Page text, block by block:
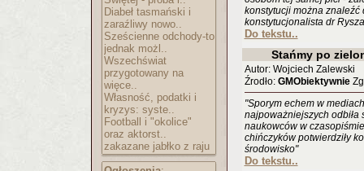
Diabeł tasmański i
zaraźliwy nowo..
Sześcienne odchody-to
jednak możl..
Wszechświat
przygotowany na
więce..
Własność, podatki i
kryzys: syste..
Football i "okolice"
oraz aktorst..
zakazane jabłko z raju
konstytucji można
konstytucjonalista dr
Do tekstu..
Stańmy po
Autor: Wojciech Zalewski
Źrodło: GMObiektywnie
"Sporym echem w
najpoważniejszych
naukowców w
chińczyków potwierdziły
środowisko"
Do tekstu..